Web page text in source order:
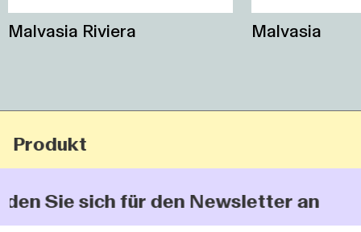
Malvasia Riviera Malvasia
Sie sich für den Newsletter an